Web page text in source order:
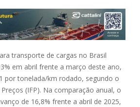
transporte de cargas no Brasil
em abril frente a março deste ano,
por tonelada/km rodado, segundo o
(IFP). Na comparação anual, o
de 16,8% frente a abril de 2025,